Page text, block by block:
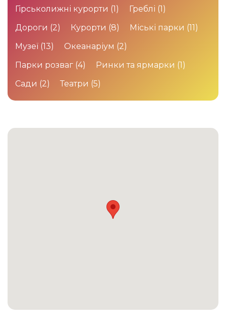
Гірськолижні курорти (1) Греблі (1)
Дороги (2) Курорти (8) Міські парки (11)
Музеї (13) Океанаріум (2)
Парки розваг (4) Ринки та ярмарки (1)
Сади (2) Театри (5)